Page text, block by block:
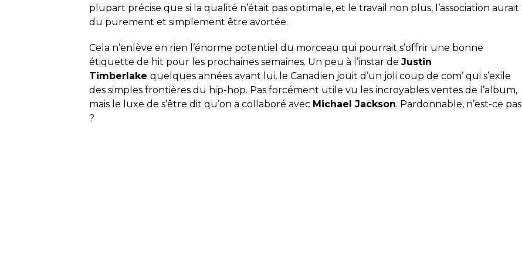
plupart précise que si la qualité n’était pas optimale, et le travail non plus, l’association aurait
du purement et simplement être avortée.
Cela n’enlève en rien l’énorme potentiel du morceau qui pourrait s’offrir une bonne
étiquette de hit pour les prochaines semaines. Un peu à l’instar de Justin
Timberlake quelques années avant lui, le Canadien jouit d’un joli coup de com’ qui s’exile
des simples frontières du hip-hop. Pas forcément utile vu les incroyables ventes de l’album,
mais le luxe de s’être dit qu’on a collaboré avec Michael Jackson. Pardonnable, n’est-ce pas
?